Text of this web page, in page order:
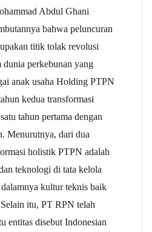
Abdul Ghani
bahwa peluncuran
titik tolak revolusi
perkebunan yang
anak usaha Holding PTPN
kedua transformasi
tahun pertama dengan
Menurutnya, dari dua
holistik PTPN adalah
teknologi di tata kelola
kultur teknis baik
itu, PT RPN telah
entitas disebut Indonesian